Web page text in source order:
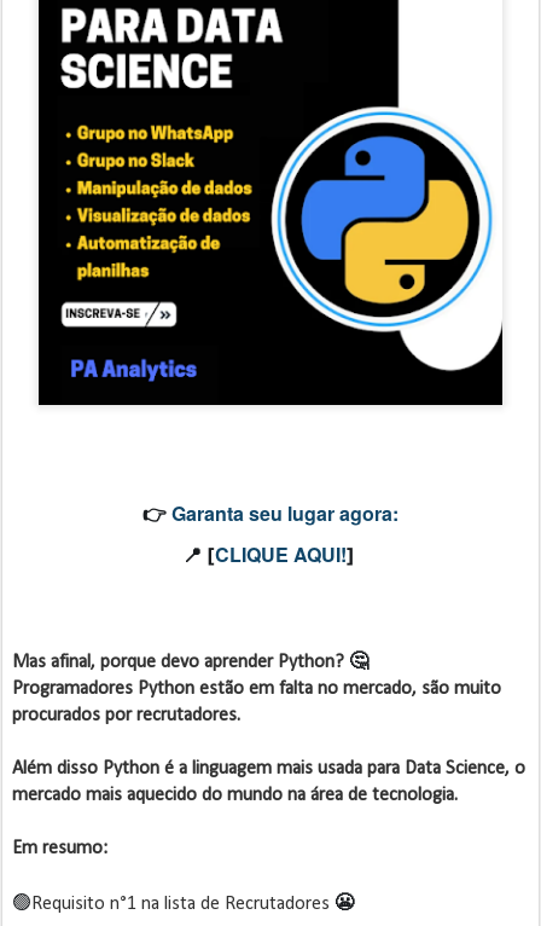
👉 Garanta seu lugar agora:
📍 [CLIQUE AQUI!]
Mas afinal, porque devo aprender Python? 🤔
Programadores Python estão em falta no mercado, são muito
procurados por recrutadores.
Além disso Python é a linguagem mais usada para Data Science, o
mercado mais aquecido do mundo na área de tecnologia.
Em resumo:
🟢 Requisito n°1 na lista de Recrutadores 😬